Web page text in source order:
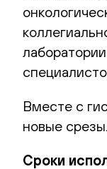
Вместе с
новые срезы.
Сроки